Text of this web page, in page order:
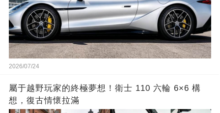
2026/07/24
屬于越野玩家的終極夢想！衛士 110 六輪 6×6 構
想，復古情懷拉滿